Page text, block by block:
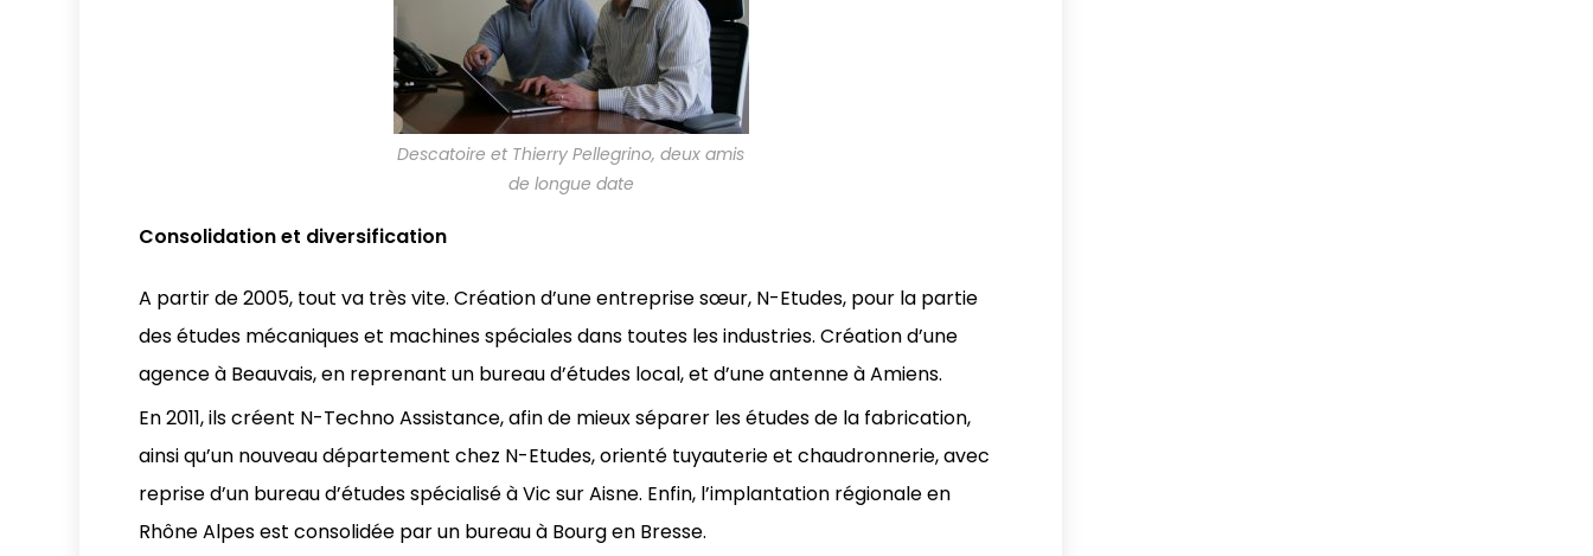
Descatoire et Thierry Pellegrino, deux amis
de longue date
Consolidation et diversification
A partir de 2005, tout va très vite. Création d’une entreprise sœur, N-Etudes, pour la partie
des études mécaniques et machines spéciales dans toutes les industries. Création d’une
agence à Beauvais, en reprenant un bureau d’études local, et d’une antenne à Amiens.
En 2011, ils créent N-Techno Assistance, afin de mieux séparer les études de la fabrication,
ainsi qu’un nouveau département chez N-Etudes, orienté tuyauterie et chaudronnerie, avec
reprise d’un bureau d’études spécialisé à Vic sur Aisne. Enfin, l’implantation régionale en
Rhône Alpes est consolidée par un bureau à Bourg en Bresse.